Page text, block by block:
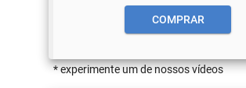
COMPRAR
* experimente um de nossos vídeos